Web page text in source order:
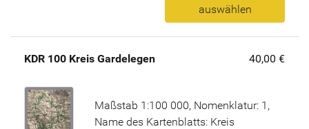
auswählen
KDR 100 Kreis Gardelegen 40,00 €
Maßstab 1:100 000, Nomenklatur: 1,
Name des Kartenblatts: Kreis